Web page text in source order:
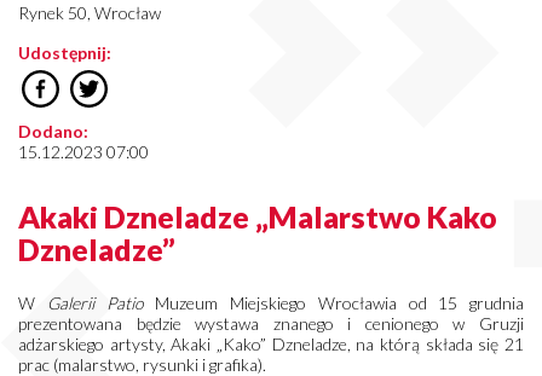
Rynek 50, Wrocław
Udostępnij:
Dodano:
15.12.2023 07:00
Akaki Dzneladze „Malarstwo Kako
Dzneladze”
W Galerii Patio Muzeum Miejskiego Wrocławia od 15 grudnia
prezentowana będzie wystawa znanego i cenionego w Gruzji
adżarskiego artysty, Akaki „Kako” Dzneladze, na którą składa się 21
prac (malarstwo, rysunki i grafika).